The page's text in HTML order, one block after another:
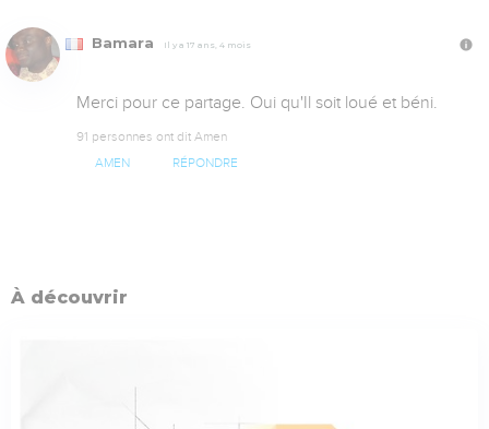
Bamara Il y a 17 ans, 4 mois
Merci pour ce partage. Oui qu'Il soit loué et béni.
91 personnes ont dit Amen
AMEN RÉPONDRE
À découvrir